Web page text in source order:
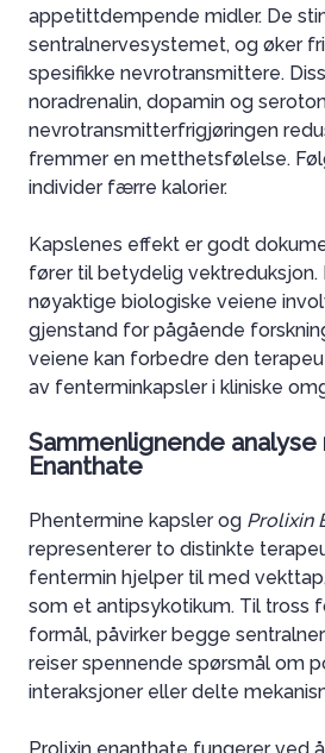
appetittdempende midler. De
sentralnervesystemet, og øker
spesifikke nevrotransmittere.
noradrenalin, dopamin og
nevrotransmitterfrigjøringen
fremmer en metthetsfølelse.
individer færre kalorier.
Kapslenes effekt er godt
fører til betydelig vektreduksjon.
nøyaktige biologiske veiene
gjenstand for pågående
veiene kan forbedre den
av fenterminkapsler i kliniske
Sammenlignende analyse
Enanthate
Phentermine kapsler og Prolixin
representerer to distinkte
fentermin hjelper til med
som et antipsykotikum. Til tross
formål, påvirker begge
reiser spennende spørsmål om
interaksjoner eller delte